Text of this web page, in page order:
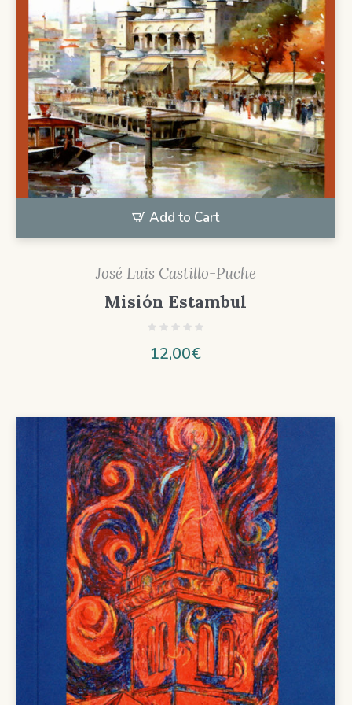
Add to Cart
José Luis Castillo-Puche
Misión Estambul
12,00€